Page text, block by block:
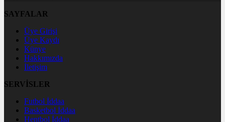
SAYFALAR
Üye Girişi
Üye Kaydı
Künye
Hakkımızda
İletişim
SERVİSLER
Futbol İddaa
Basketbol İddaa
Hentbol İddaa